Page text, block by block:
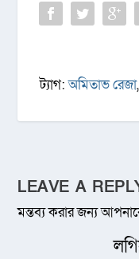
ট্যাগ:অমিতাভ রেজা,
LEAVE A
মন্তব্য করার জন্য